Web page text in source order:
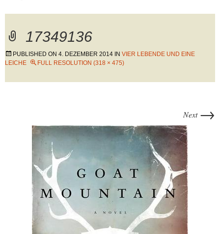
17349136
PUBLISHED ON 4. DEZEMBER 2014 IN VIER LEBENDE UND EINE
LEICHE
FULL RESOLUTION (318 × 475)
Next →